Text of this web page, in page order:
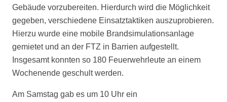
Gebäude vorzubereiten. Hierdurch wird die Möglichkeit
gegeben, verschiedene Einsatztaktiken auszuprobieren.
Hierzu wurde eine mobile Brandsimulationsanlage
gemietet und an der FTZ in Barrien aufgestellt.
Insgesamt konnten so 180 Feuerwehrleute an einem
Wochenende geschult werden.
Am Samstag gab es um 10 Uhr ein